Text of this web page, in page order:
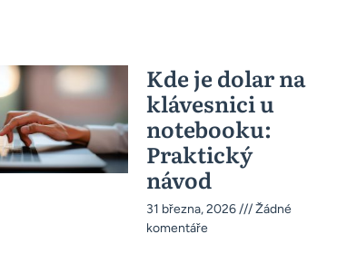
Kde je dolar na
klávesnici u
notebooku:
Praktický
návod
31 března, 2026
Žádné
komentáře